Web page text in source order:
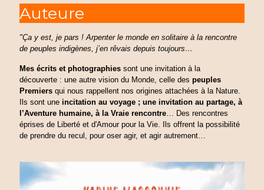
Auteure
"Ça y est, je pars ! Arpenter le monde en solitaire à la rencontre
de peuples indigènes, j’en rêvais depuis toujours…
Mes écrits et photographies sont une invitation à la
découverte : une autre vision du Monde, celle des peuples
Premiers qui nous rappellent nos origines attachées à la Nature.
Ils sont une incitation au voyage ; une invitation au partage, à
l’Aventure humaine, à la Vraie rencontre… Des rencontres
éprises de Liberté et d'Amour pour la Vie. Ils offrent la possibilité
de prendre du recul, pour oser agir, et agir autrement…